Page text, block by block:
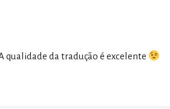
qualidade da tradução é excelente